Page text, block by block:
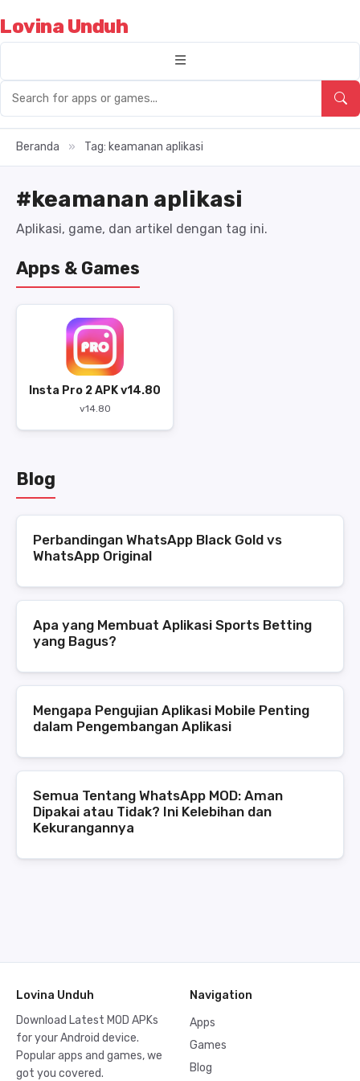
Lovina Unduh
Beranda » Tag: keamanan aplikasi
#keamanan aplikasi
Aplikasi, game, dan artikel dengan tag ini.
Apps & Games
Insta Pro 2 APK v14.80
v14.80
Blog
Perbandingan WhatsApp Black Gold vs
WhatsApp Original
Apa yang Membuat Aplikasi Sports Betting
yang Bagus?
Mengapa Pengujian Aplikasi Mobile Penting
dalam Pengembangan Aplikasi
Semua Tentang WhatsApp MOD: Aman
Dipakai atau Tidak? Ini Kelebihan dan
Kekurangannya
Lovina Unduh
Download Latest MOD APKs
for your Android device.
Popular apps and games, we
got you covered.
Navigation
Apps
Games
Blog